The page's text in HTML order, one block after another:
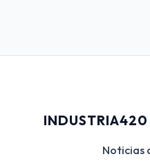
INDUSTRIA420
Noticias